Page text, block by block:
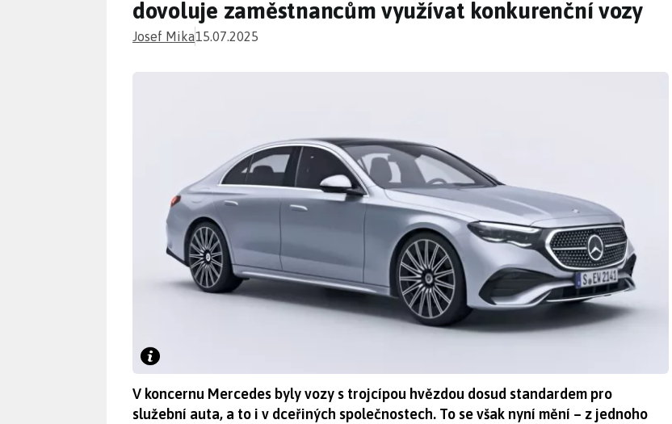
dovoluje zaměstnancům využívat konkurenční vozy
Josef Mika15.07.2025
V koncernu Mercedes byly vozy s trojcípou hvězdou dosud standardem pro
služební auta, a to i v dceřiných společnostech. To se však nyní mění – z jednoho